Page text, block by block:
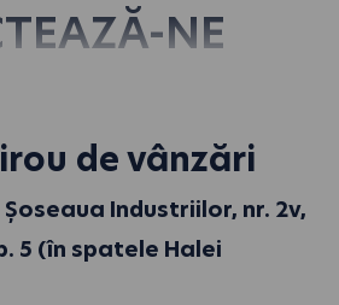
NE
de vânzări
Șoseaua Industriilor, nr. 2v,
5 (în spatele Halei